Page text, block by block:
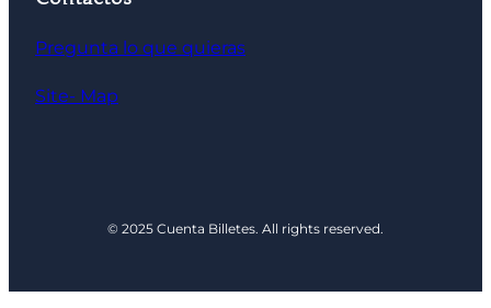
Pregunta lo que quieras
Site- Map
© 2025 Cuenta Billetes. All rights reserved.